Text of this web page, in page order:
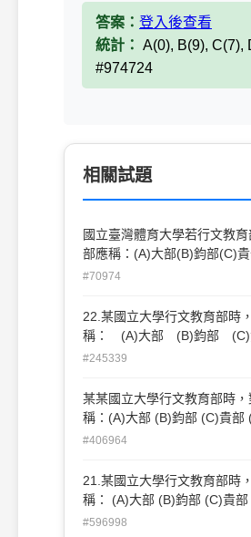
答案： 登入後查看
統計： A(0), B(9), C(7),
#974724
相關試題
國立臺灣體育大學若行文教
部應稱：(A)大部(B)鈞部(C)貴
#70974
22.某國立大學行文教育部時
稱： (A)大部 (B)鈞部 (C)
部。
#245339
某某國立大學行文教育部時
稱：(A)大部 (B)鈞部 (C)貴部
#406964
21.某國立大學行文教育部時
稱： (A)大部 (B)鈞部 (C)貴
#596998